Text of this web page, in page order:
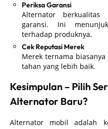
Periksa Garansi
Alternator berkualitas
garansi. Ini
terhadap produknya.
Cek Reputasi Merek
Merek ternama
tahan yang lebih baik.
Kesimpulan – Pilih
Alternator Baru?
Alternator mobil adalah